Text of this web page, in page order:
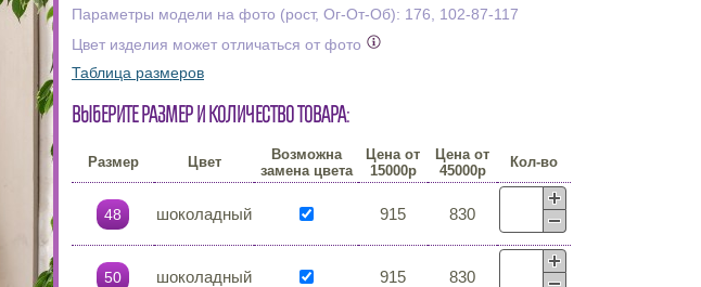
Параметры модели на фото (рост, Ог-От-Об): 176, 102-87-117
Цвет изделия может отличаться от фото
Таблица размеров
Выберите размер и количество товара:
Размер Цвет
Возможна
замена цвета
Цена от
15000р
Цена от
45000р
Кол-во
48 шоколадный 915 830
50 шоколадный 915 830